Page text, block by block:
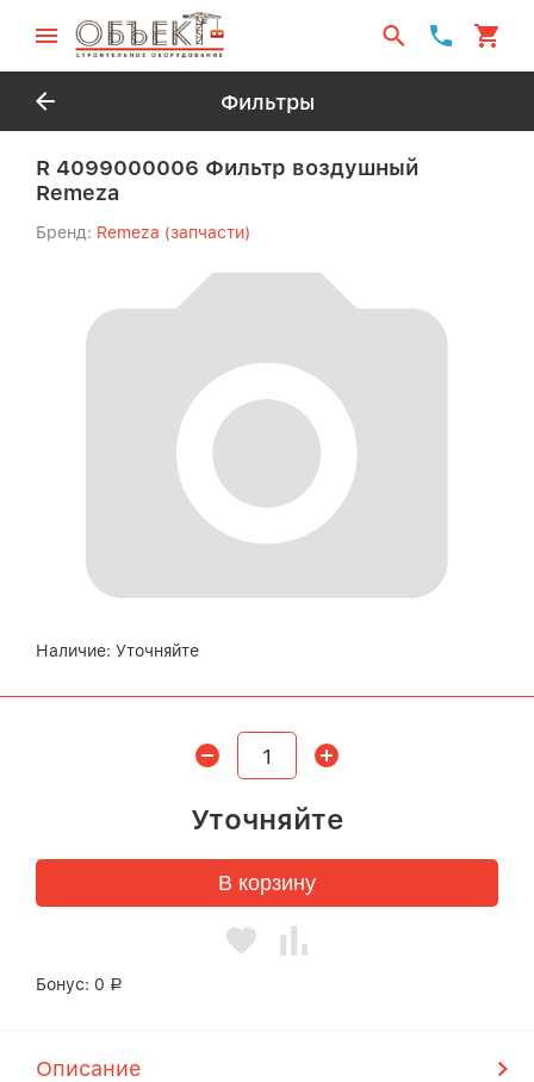
Фильтры
R 4099000006 Фильтр воздушный
Remeza
Бренд: Remeza (запчасти)
Наличие: Уточняйте
Уточняйте
В корзину
Бонус: 0 Р
Описание